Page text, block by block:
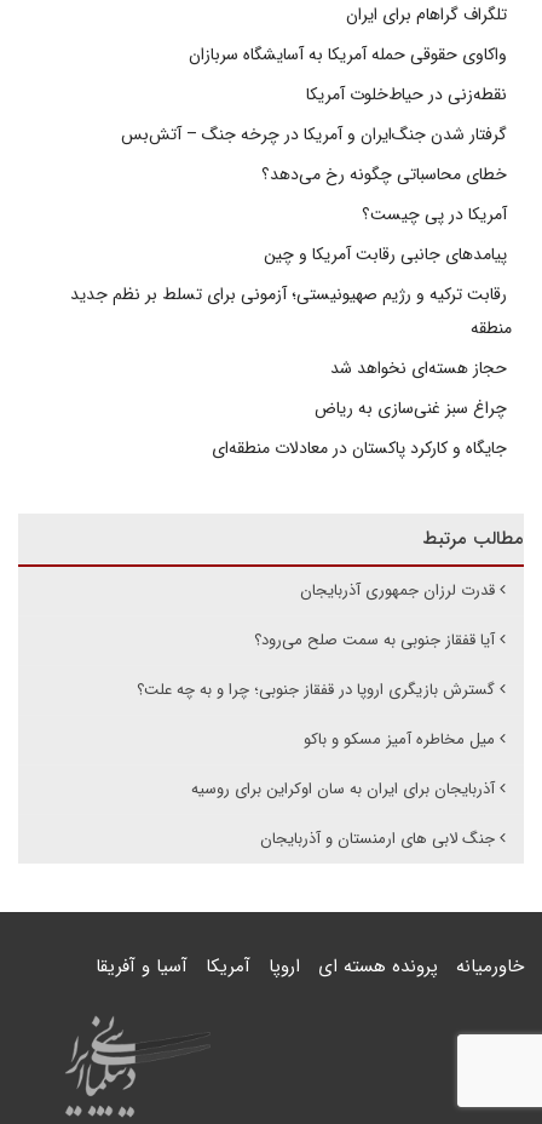
تلگراف گراهام برای ایران
واکاوی حقوقی حمله آمریکا به آسایشگاه سربازان
نقطه‌زنی در حیاط‌خلوت آمریکا
گرفتار شدن جنگ‌ایران و آمریکا در چرخه جنگ – آتش‌بس
خطای محاسباتی چگونه رخ می‌دهد؟
آمریکا در پی چیست؟
پیامدهای جانبی رقابت آمریکا و چین
رقابت ترکیه و رژیم صهیونیستی؛ آزمونی برای تسلط بر نظم جدید
منطقه
حجاز هسته‌ای نخواهد شد
چراغ سبز غنی‌سازی به ریاض
جایگاه و کارکرد پاکستان در معادلات منطقه‌ای
مطالب مرتبط
قدرت لرزان جمهوری آذربایجان
آیا قفقاز جنوبی به سمت صلح می‌رود؟
گسترش بازیگری اروپا در قفقاز جنوبی؛ چرا و به چه علت؟
میل مخاطره آمیز مسکو و باکو
آذربایجان برای ایران به سان اوکراین برای روسیه
جنگ لابی های ارمنستان و آذربایجان
خاورمیانه پرونده هسته ای اروپا آمریکا آسیا و آفریقا